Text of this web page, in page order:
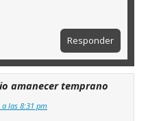
Responder
amanecer temprano
las 8:31 pm